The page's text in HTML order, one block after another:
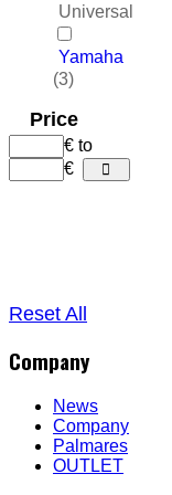
Universal
Yamaha
(3)
Price
€ to
€
Reset All
Company
News
Company
Palmares
OUTLET